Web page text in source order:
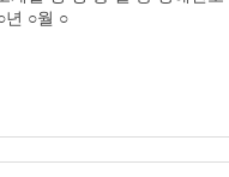
년 ○월 ○